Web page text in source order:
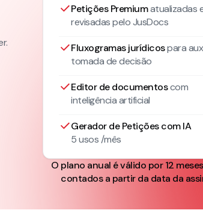
Petições Premiumatualizadas
revisadas pelo JusDocs
Fluxogramas jurídicospara
tomada de decisão
Editor de documentoscom
inteligência artificial
Gerador de Petições com IA
5 usos /mês
O plano anual é válido por 12
contados a partir da data da